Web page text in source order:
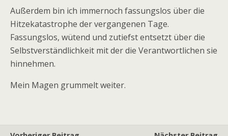
Außerdem bin ich immernoch fassungslos über die
Hitzekatastrophe der vergangenen Tage.
Fassungslos, wütend und zutiefst entsetzt über die
Selbstverständlichkeit mit der die Verantwortlichen sie
hinnehmen.
Mein Magen grummelt weiter.